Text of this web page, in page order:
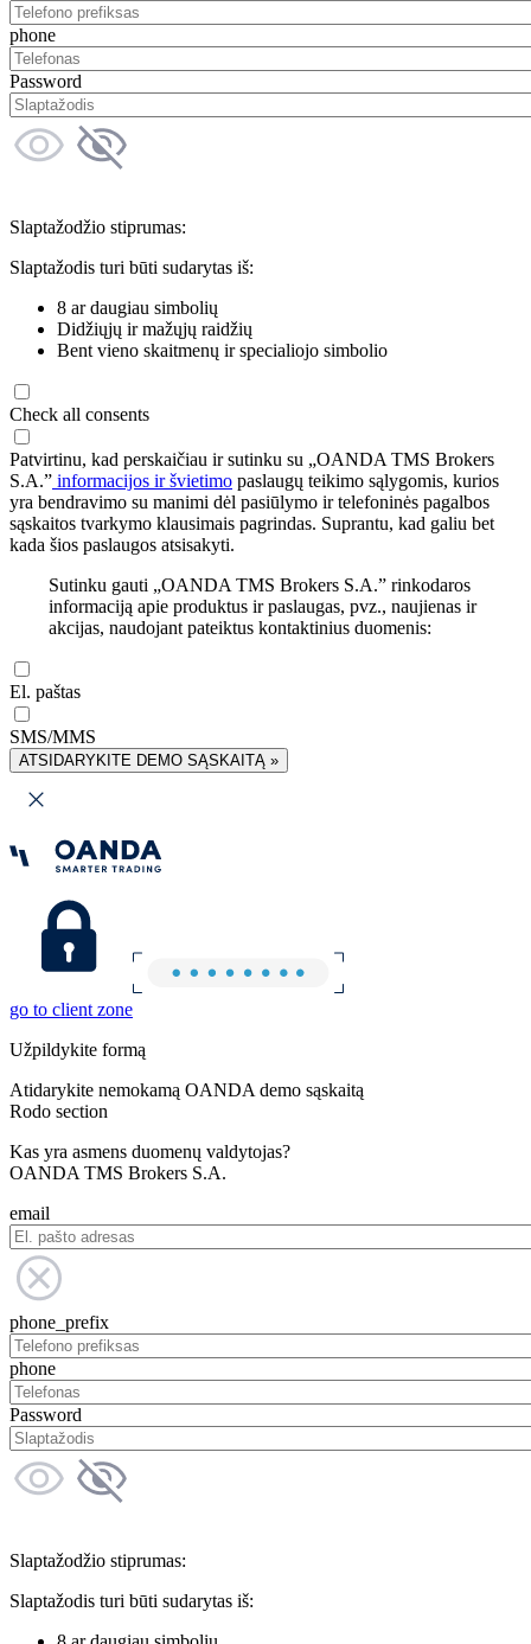
phone
Password
Slaptažodžio stiprumas:
Slaptažodis turi būti sudarytas iš:
8 ar daugiau simbolių
Didžiųjų ir mažųjų raidžių
Bent vieno skaitmenų ir specialiojo simbolio
Check all consents
Patvirtinu, kad perskaičiau ir sutinku su „OANDA TMS Brokers
S.A.” informacijos ir švietimo paslaugų teikimo sąlygomis, kurios
yra bendravimo su manimi dėl pasiūlymo ir telefoninės pagalbos
sąskaitos tvarkymo klausimais pagrindas. Suprantu, kad galiu bet
kada šios paslaugos atsisakyti.
Sutinku gauti „OANDA TMS Brokers S.A.” rinkodaros
informaciją apie produktus ir paslaugas, pvz., naujienas ir
akcijas, naudojant pateiktus kontaktinius duomenis:
El. paštas
SMS/MMS
ATSIDARYKITE DEMO SĄSKAITĄ »
go to client zone
Užpildykite formą
Atidarykite nemokamą OANDA demo sąskaitą
Rodo section
Kas yra asmens duomenų valdytojas?
OANDA TMS Brokers S.A.
email
phone_prefix
phone
Password
Slaptažodžio stiprumas:
Slaptažodis turi būti sudarytas iš: